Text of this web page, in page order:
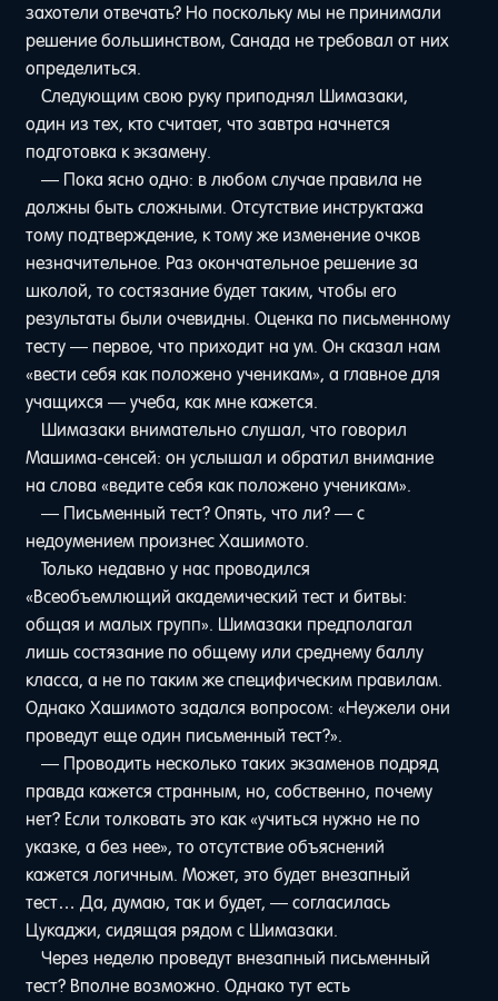
захотели отвечать? Но поскольку мы не принимали
решение большинством, Санада не требовал от них
определиться.
Следующим свою руку приподнял Шимазаки,
один из тех, кто считает, что завтра начнется
подготовка к экзамену.
— Пока ясно одно: в любом случае правила не
должны быть сложными. Отсутствие инструктажа
тому подтверждение, к тому же изменение очков
незначительное. Раз окончательное решение за
школой, то состязание будет таким, чтобы его
результаты были очевидны. Оценка по письменному
тесту — первое, что приходит на ум. Он сказал нам
«вести себя как положено ученикам», а главное для
учащихся — учеба, как мне кажется.
Шимазаки внимательно слушал, что говорил
Машима-сенсей: он услышал и обратил внимание
на слова «ведите себя как положено ученикам».
— Письменный тест? Опять, что ли? — с
недоумением произнес Хашимото.
Только недавно у нас проводился
«Всеобъемлющий академический тест и битвы:
общая и малых групп». Шимазаки предполагал
лишь состязание по общему или среднему баллу
класса, а не по таким же специфическим правилам.
Однако Хашимото задался вопросом: «Неужели они
проведут еще один письменный тест?».
— Проводить несколько таких экзаменов подряд
правда кажется странным, но, собственно, почему
нет? Если толковать это как «учиться нужно не по
указке, а без нее», то отсутствие объяснений
кажется логичным. Может, это будет внезапный
тест… Да, думаю, так и будет, — согласилась
Цукаджи, сидящая рядом с Шимазаки.
Через неделю проведут внезапный письменный
тест? Вполне возможно. Однако тут есть